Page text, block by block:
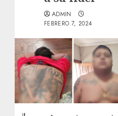
ADMIN
FEBRERO 7, 2024
2026
0